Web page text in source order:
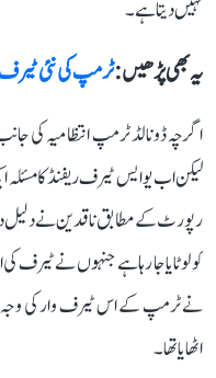
نہیں دیتا ہے۔
یہ بھی پڑھیں :ٹرمپ کی نئی
اگرچہ ڈونالڈ ٹرمپ انتظامیہ کی
لیکن اب یو ایس ٹیرف ریفنڈ کا مسئلہ
رپورٹ کے مطابق ناقدین نے دلیل دی
کو لوٹایا جا رہا ہے جنہوں نے ٹیرف
نے ٹرمپ کے اس ٹیرف وار کی وجہ
اٹھایا تھا۔